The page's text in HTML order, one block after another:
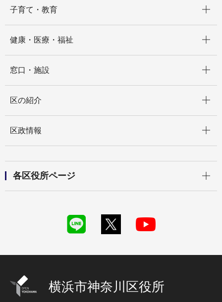
子育て・教育
健康・医療・福祉
窓口・施設
区の紹介
区政情報
各区役所ページ
横浜市神奈川区役所